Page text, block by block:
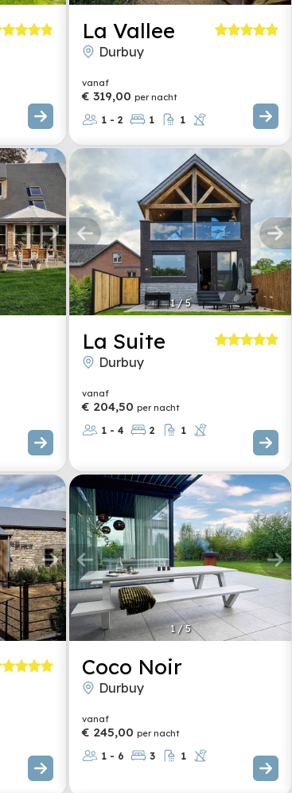
La Vallee
Durbuy
vanaf
€ 319,00 per nacht
1 - 2 1 1
La Suite
Durbuy
vanaf
€ 204,50 per nacht
1 - 4 2 1
1/5
Coco Noir
Durbuy
vanaf
€ 245,00 per nacht
1 - 6 3 1
1/5